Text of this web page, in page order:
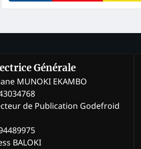
Générale
MUNOKI EKAMBO
de Publication Godefroid
BALOKI